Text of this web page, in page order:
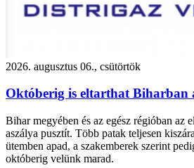
2026. augusztus 06., csütörtök
Októberig is eltarthat Biharban
Bihar megyében és az egész régióban az
aszálya pusztít. Több patak teljesen
ütemben apad, a szakemberek szerint
októberig velünk marad.